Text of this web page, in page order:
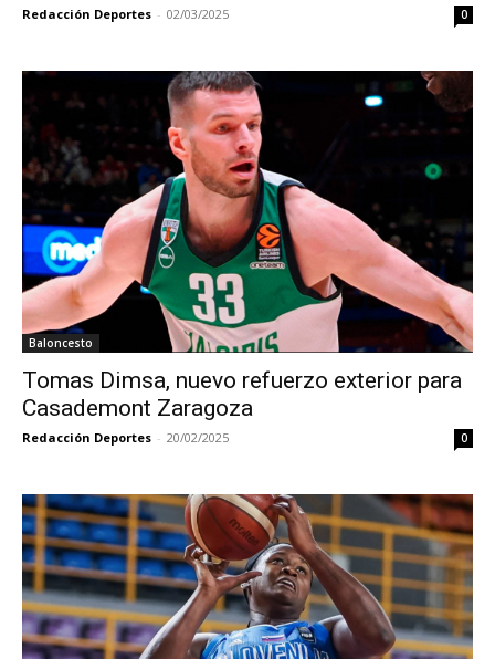
Redacción Deportes - 02/03/2025 0
Baloncesto
Tomas Dimsa, nuevo refuerzo exterior para
Casademont Zaragoza
Redacción Deportes - 20/02/2025 0